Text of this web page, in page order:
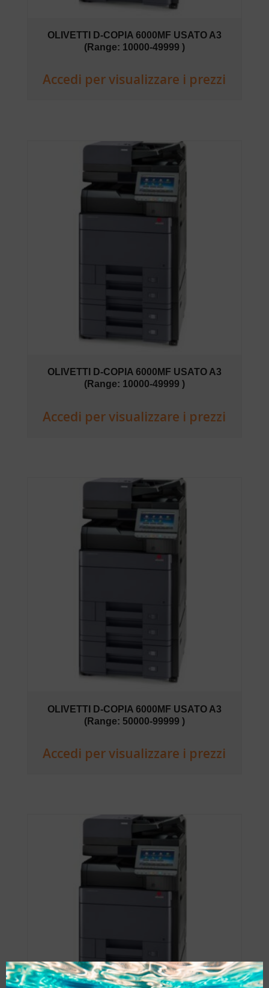
OLIVETTI D-COPIA 6000MF USATO A3
(Range: 10000-49999 )
Accedi per visualizzare i prezzi
OLIVETTI D-COPIA 6000MF USATO A3
(Range: 10000-49999 )
Accedi per visualizzare i prezzi
OLIVETTI D-COPIA 6000MF USATO A3
(Range: 50000-99999 )
Accedi per visualizzare i prezzi